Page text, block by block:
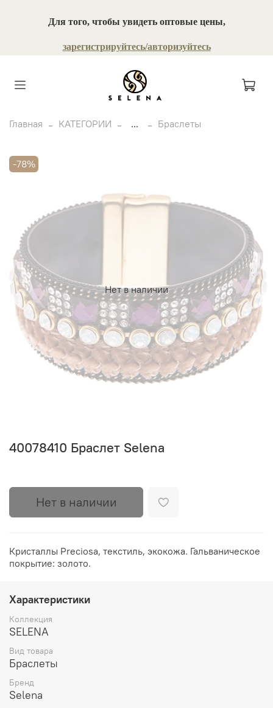
Для того, чтобы увидеть оптовые цены,
зарегистрируйтесь/авторизуйтесь
Главная КАТЕГОРИИ ... Браслеты
Нет в наличии
-78%
40078410 Браслет Selena
Нет в наличии
Кристаллы Preciosa, текстиль, экокожа. Гальваническое
покрытие: золото.
Характеристики
Коллекция
SELENA
Вид товара
Браслеты
Бренд
Selena